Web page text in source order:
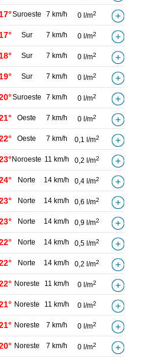
Suroeste 7 km/h 0 l/m2
Sur 7 km/h 0 l/m2
Sur 7 km/h 0 l/m2
Sur 7 km/h 0 l/m2
Suroeste 7 km/h 0 l/m2
Oeste 7 km/h 0 l/m2
Oeste 7 km/h 0,1 l/m2
Noroeste 11 km/h 0,2 l/m2
Norte 14 km/h 0,4 l/m2
Norte 14 km/h 0,6 l/m2
Norte 14 km/h 0,9 l/m2
Norte 14 km/h 0,5 l/m2
Norte 14 km/h 0,2 l/m2
Noreste 11 km/h 0 l/m2
Noreste 11 km/h 0 l/m2
Noreste 7 km/h 0 l/m2
Noreste 7 km/h 0 l/m2